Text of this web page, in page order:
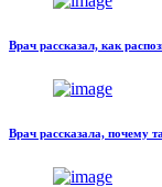
Врач рассказал, как
Врач рассказала, почему